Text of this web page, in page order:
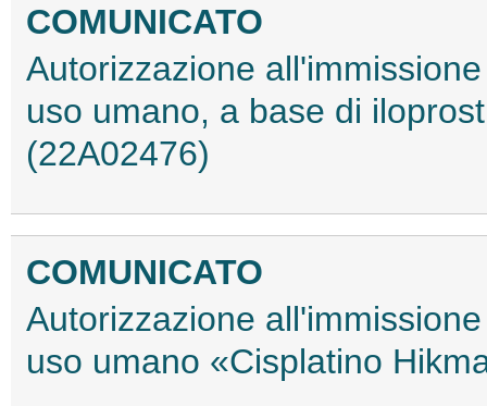
COMUNICATO
Autorizzazione
uso umano, a base di
(22A02476)
COMUNICATO
Autorizzazione
uso umano «Cisplatino